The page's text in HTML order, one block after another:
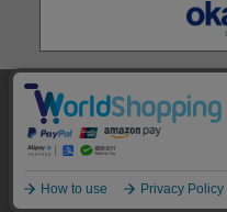
株式会社オカダヤ
特定商取引法に基づく表記